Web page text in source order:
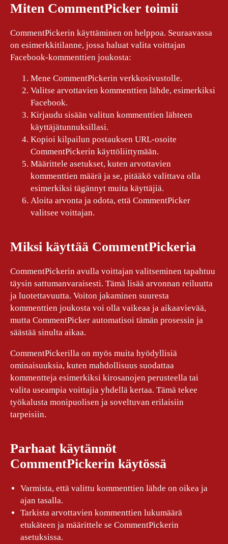
Miten CommentPicker toimii
CommentPickerin käyttäminen on helppoa. Seuraavassa
on esimerkkitilanne, jossa haluat valita voittajan
Facebook-kommenttien joukosta:
Mene CommentPickerin verkkosivustolle.
Valitse arvottavien kommenttien lähde, esimerkiksi
Facebook.
Kirjaudu sisään valitun kommenttien lähteen
käyttäjätunnuksillasi.
Kopioi kilpailun postauksen URL-osoite
CommentPickerin käyttöliittymään.
Määrittele asetukset, kuten arvottavien
kommenttien määrä ja se, pitääkö valittava olla
esimerkiksi tägännyt muita käyttäjiä.
Aloita arvonta ja odota, että CommentPicker
valitsee voittajan.
Miksi käyttää CommentPickeria
CommentPickerin avulla voittajan valitseminen tapahtuu
täysin sattumanvaraisesti. Tämä lisää arvonnan reiluutta
ja luotettavuutta. Voiton jakaminen suuresta
kommenttien joukosta voi olla vaikeaa ja aikaavievää,
mutta CommentPicker automatisoi tämän prosessin ja
säästää sinulta aikaa.
CommentPickerilla on myös muita hyödyllisiä
ominaisuuksia, kuten mahdollisuus suodattaa
kommentteja esimerkiksi kirosanojen perusteella tai
valita useampia voittajia yhdellä kertaa. Tämä tekee
työkalusta monipuolisen ja soveltuvan erilaisiin
tarpeisiin.
Parhaat käytännöt
CommentPickerin käytössä
Varmista, että valittu kommenttien lähde on oikea ja
ajan tasalla.
Tarkista arvottavien kommenttien lukumäärä
etukäteen ja määrittele se CommentPickerin
asetuksissa.